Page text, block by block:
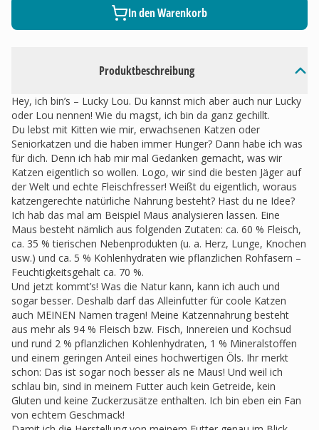
Produktbeschreibung
Hey, ich bin’s – Lucky Lou. Du kannst mich aber auch nur Lucky
oder Lou nennen! Wie du magst, ich bin da ganz gechillt.
Du lebst mit Kitten wie mir, erwachsenen Katzen oder
Seniorkatzen und die haben immer Hunger? Dann habe ich was
für dich. Denn ich hab mir mal Gedanken gemacht, was wir
Katzen eigentlich so wollen. Logo, wir sind die besten Jäger auf
der Welt und echte Fleischfresser! Weißt du eigentlich, woraus
katzengerechte natürliche Nahrung besteht? Hast du ne Idee?
Ich hab das mal am Beispiel Maus analysieren lassen. Eine
Maus besteht nämlich aus folgenden Zutaten: ca. 60 % Fleisch,
ca. 35 % tierischen Nebenprodukten (u. a. Herz, Lunge, Knochen
usw.) und ca. 5 % Kohlenhydraten wie pflanzlichen Rohfasern –
Feuchtigkeitsgehalt ca. 70 %.
Und jetzt kommt’s! Was die Natur kann, kann ich auch und
sogar besser. Deshalb darf das Alleinfutter für coole Katzen
auch MEINEN Namen tragen! Meine Katzennahrung besteht
aus mehr als 94 % Fleisch bzw. Fisch, Innereien und Kochsud
und rund 2 % pflanzlichen Kohlenhydraten, 1 % Mineralstoffen
und einem geringen Anteil eines hochwertigen Öls. Ihr merkt
schon: Das ist sogar noch besser als ne Maus! Und weil ich
schlau bin, sind in meinem Futter auch kein Getreide, kein
Gluten und keine Zuckerzusätze enthalten. Ich bin eben ein Fan
von echtem Geschmack!
In den Warenkorb